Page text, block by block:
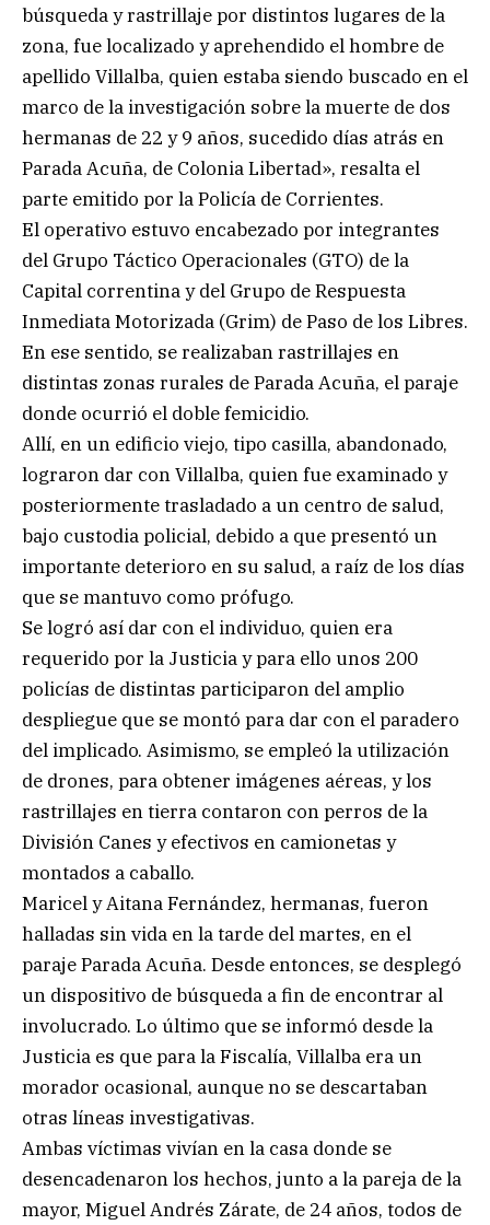
búsqueda y rastrillaje por distintos lugares de la
zona, fue localizado y aprehendido el hombre de
apellido Villalba, quien estaba siendo buscado en el
marco de la investigación sobre la muerte de dos
hermanas de 22 y 9 años, sucedido días atrás en
Parada Acuña, de Colonia Libertad», resalta el
parte emitido por la Policía de Corrientes.
El operativo estuvo encabezado por integrantes
del Grupo Táctico Operacionales (GTO) de la
Capital correntina y del Grupo de Respuesta
Inmediata Motorizada (Grim) de Paso de los Libres.
En ese sentido, se realizaban rastrillajes en
distintas zonas rurales de Parada Acuña, el paraje
donde ocurrió el doble femicidio.
Allí, en un edificio viejo, tipo casilla, abandonado,
lograron dar con Villalba, quien fue examinado y
posteriormente trasladado a un centro de salud,
bajo custodia policial, debido a que presentó un
importante deterioro en su salud, a raíz de los días
que se mantuvo como prófugo.
Se logró así dar con el individuo, quien era
requerido por la Justicia y para ello unos 200
policías de distintas participaron del amplio
despliegue que se montó para dar con el paradero
del implicado. Asimismo, se empleó la utilización
de drones, para obtener imágenes aéreas, y los
rastrillajes en tierra contaron con perros de la
División Canes y efectivos en camionetas y
montados a caballo.
Maricel y Aitana Fernández, hermanas, fueron
halladas sin vida en la tarde del martes, en el
paraje Parada Acuña. Desde entonces, se desplegó
un dispositivo de búsqueda a fin de encontrar al
involucrado. Lo último que se informó desde la
Justicia es que para la Fiscalía, Villalba era un
morador ocasional, aunque no se descartaban
otras líneas investigativas.
Ambas víctimas vivían en la casa donde se
desencadenaron los hechos, junto a la pareja de la
mayor, Miguel Andrés Zárate, de 24 años, todos de